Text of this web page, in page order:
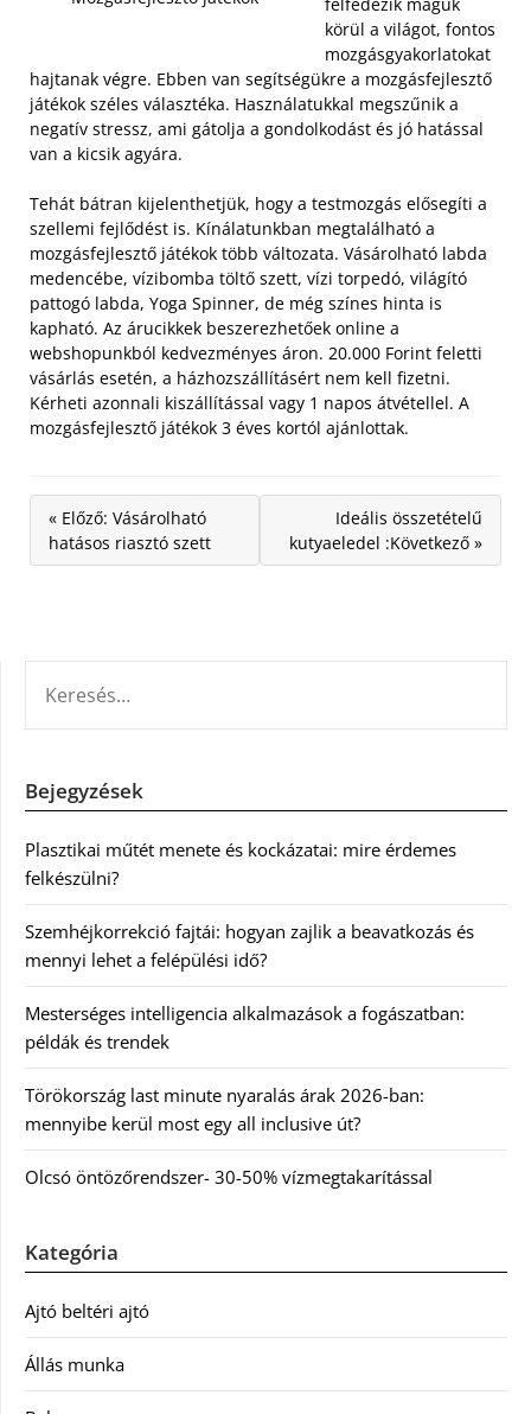
körül a világot, fontos
mozgásgyakorlatokat
hajtanak végre. Ebben van segítségükre a mozgásfejlesztő
játékok széles választéka. Használatukkal megszűnik a
negatív stressz, ami gátolja a gondolkodást és jó hatással
van a kicsik agyára.
Tehát bátran kijelenthetjük, hogy a testmozgás elősegíti a
szellemi fejlődést is. Kínálatunkban megtalálható a
mozgásfejlesztő játékok több változata. Vásárolható labda
medencébe, vízibomba töltő szett, vízi torpedó, világító
pattogó labda, Yoga Spinner, de még színes hinta is
kapható. Az árucikkek beszerezhetőek online a
webshopunkból kedvezményes áron. 20.000 Forint feletti
vásárlás esetén, a házhozszállításért nem kell fizetni.
Kérheti azonnali kiszállítással vagy 1 napos átvétellel. A
mozgásfejlesztő játékok 3 éves kortól ajánlottak.
« Előző: Vásárolható
hatásos riasztó szett
Ideális összetételű
kutyaeledel :Következő »
Bejegyzések
Plasztikai műtét menete és kockázatai: mire érdemes
felkészülni?
Szemhéjkorrekció fajtái: hogyan zajlik a beavatkozás és
mennyi lehet a felépülési idő?
Mesterséges intelligencia alkalmazások a fogászatban:
példák és trendek
Törökország last minute nyaralás árak 2026-ban:
mennyibe kerül most egy all inclusive út?
Olcsó öntözőrendszer- 30-50% vízmegtakarítással
Kategória
Ajtó beltéri ajtó
Állás munka